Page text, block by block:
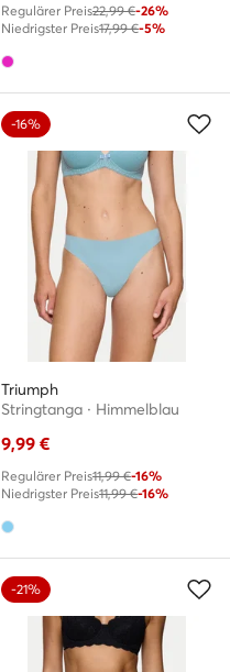
Regulärer Preis22,99 €-26%
Niedrigster Preis17,99 €-5%
-16%
Triumph
Stringtanga · Himmelblau
9,99 €
Regulärer Preis11,99 €-16%
Niedrigster Preis11,99 €-16%
-21%